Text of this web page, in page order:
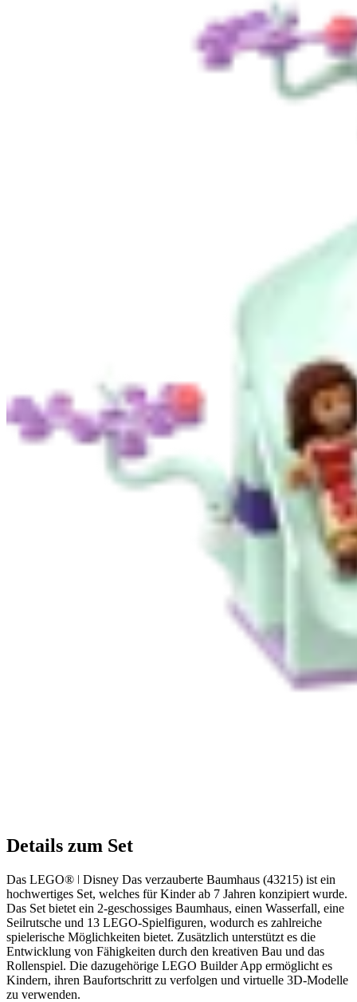
Details zum Set
Das LEGO® ǀ Disney Das verzauberte Baumhaus (43215) ist ein
hochwertiges Set, welches für Kinder ab 7 Jahren konzipiert wurde.
Das Set bietet ein 2-geschossiges Baumhaus, einen Wasserfall, eine
Seilrutsche und 13 LEGO-Spielfiguren, wodurch es zahlreiche
spielerische Möglichkeiten bietet. Zusätzlich unterstützt es die
Entwicklung von Fähigkeiten durch den kreativen Bau und das
Rollenspiel. Die dazugehörige LEGO Builder App ermöglicht es
Kindern, ihren Baufortschritt zu verfolgen und virtuelle 3D-Modelle
zu verwenden.